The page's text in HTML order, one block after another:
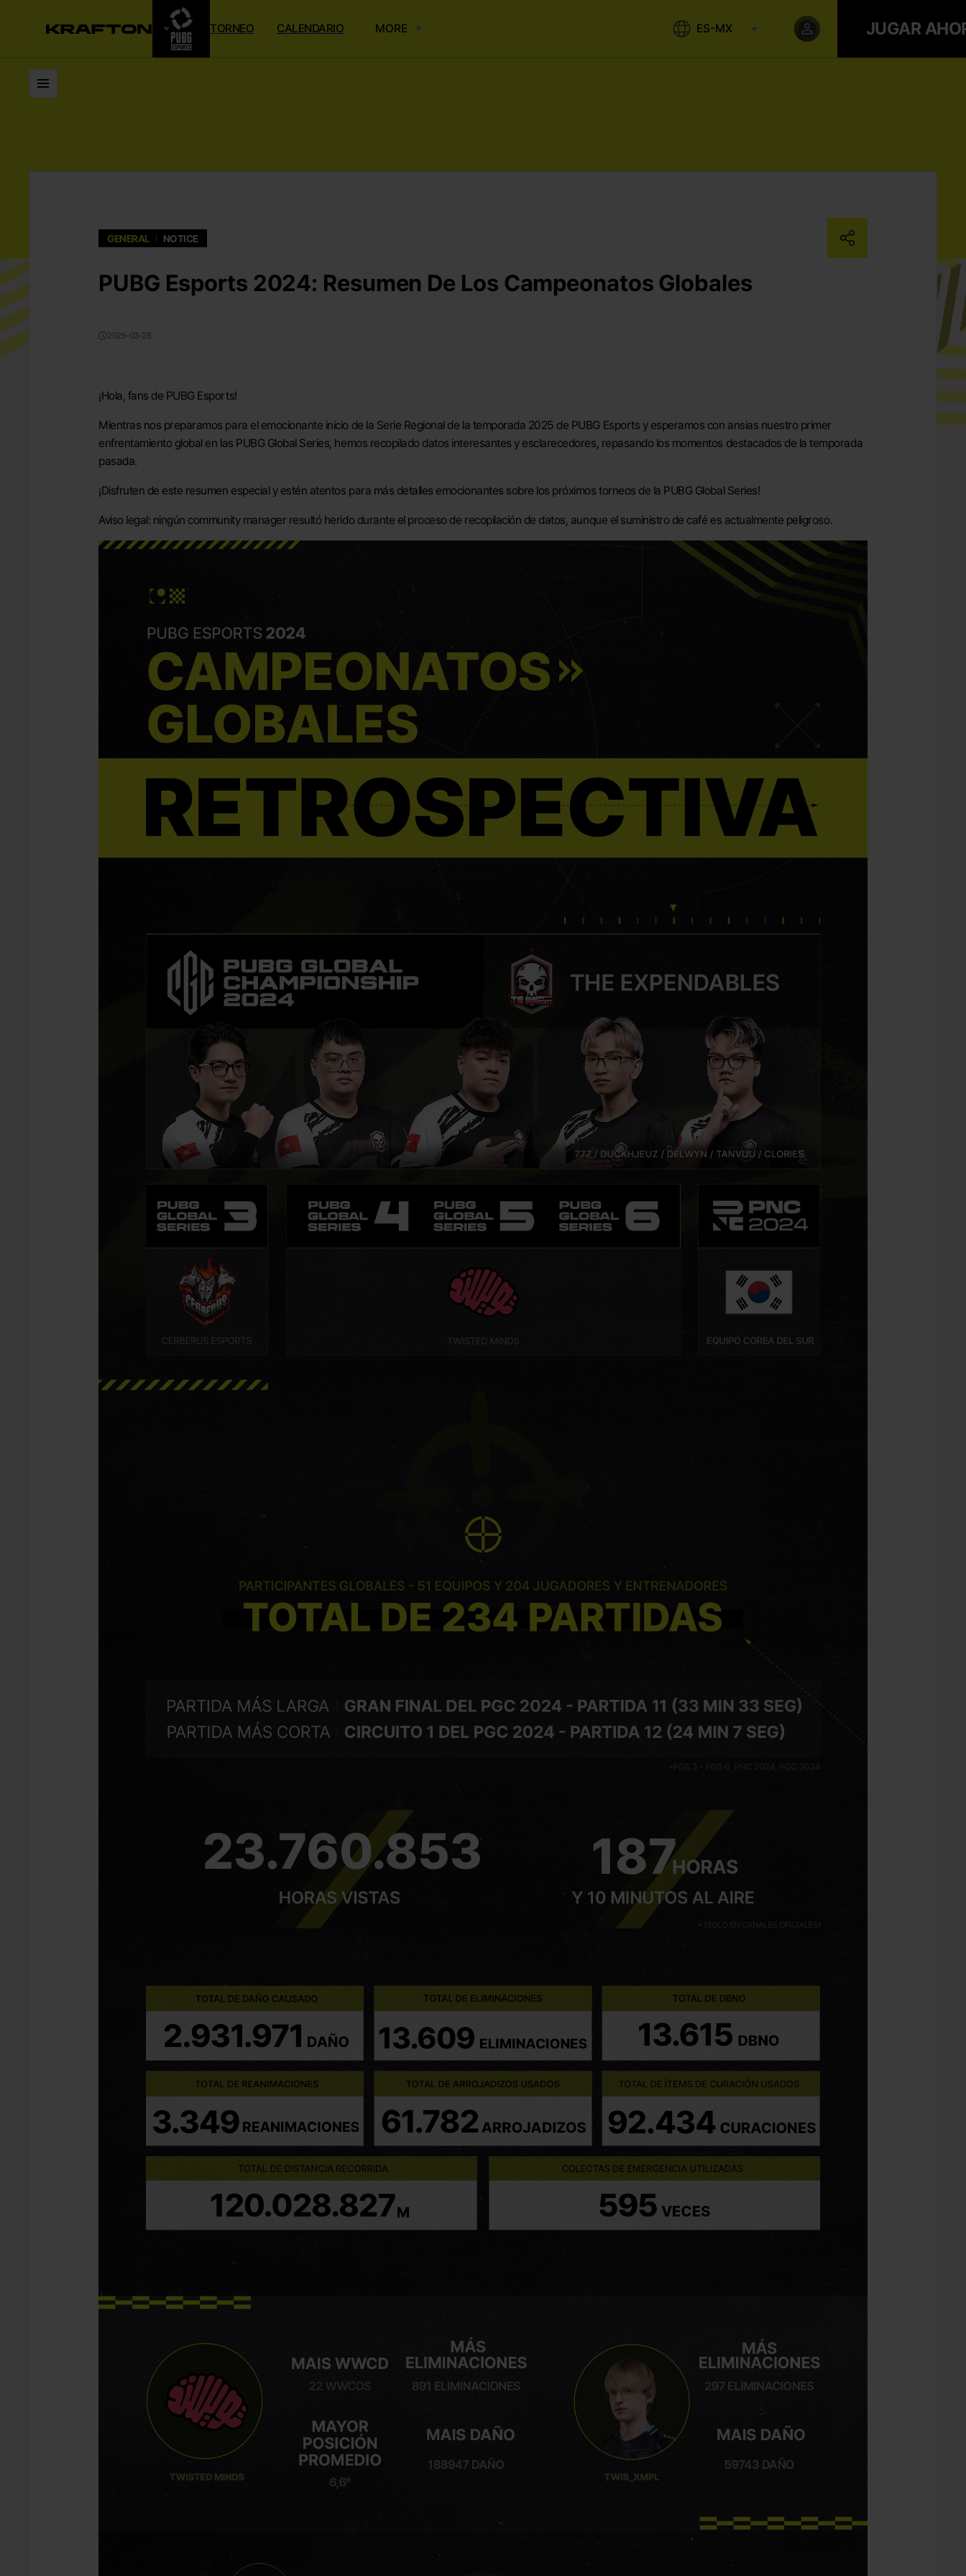
TORNEO CALENDARIO MORE ES-MX JUGAR
GENERAL NOTICE
PUBG Esports 2024: Resumen De Los Campeonatos Globales
2025-03-25
¡Hola, fans de PUBG Esports!
Mientras nos preparamos para el emocionante inicio de la Serie Regional de la temporada 2025 de PUBG Esports y esperamos con ansias nuestro primer
enfrentamiento global en las PUBG Global Series, hemos recopilado datos interesantes y esclarecedores, repasando los momentos destacados de la temporada
pasada.
¡Disfruten de este resumen especial y estén atentos para más detalles emocionantes sobre los próximos torneos de la PUBG Global Series!
Aviso legal: ningún community manager resultó herido durante el proceso de recopilación de datos, aunque el suministro de café es actualmente peligroso.